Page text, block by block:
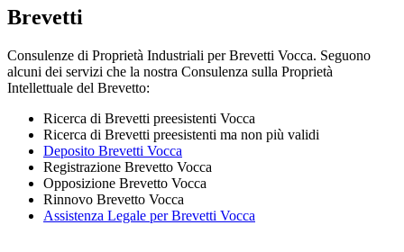
Brevetti
Consulenze di Proprietà Industriali per Brevetti Vocca. Seguono
alcuni dei servizi che la nostra Consulenza sulla Proprietà
Intellettuale del Brevetto:
Ricerca di Brevetti preesistenti Vocca
Ricerca di Brevetti preesistenti ma non più validi
Deposito Brevetti Vocca
Registrazione Brevetto Vocca
Opposizione Brevetto Vocca
Rinnovo Brevetto Vocca
Assistenza Legale per Brevetti Vocca